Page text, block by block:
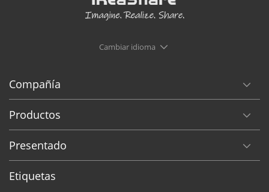
Cambiar idioma
Compañía
Productos
Presentado
Etiquetas